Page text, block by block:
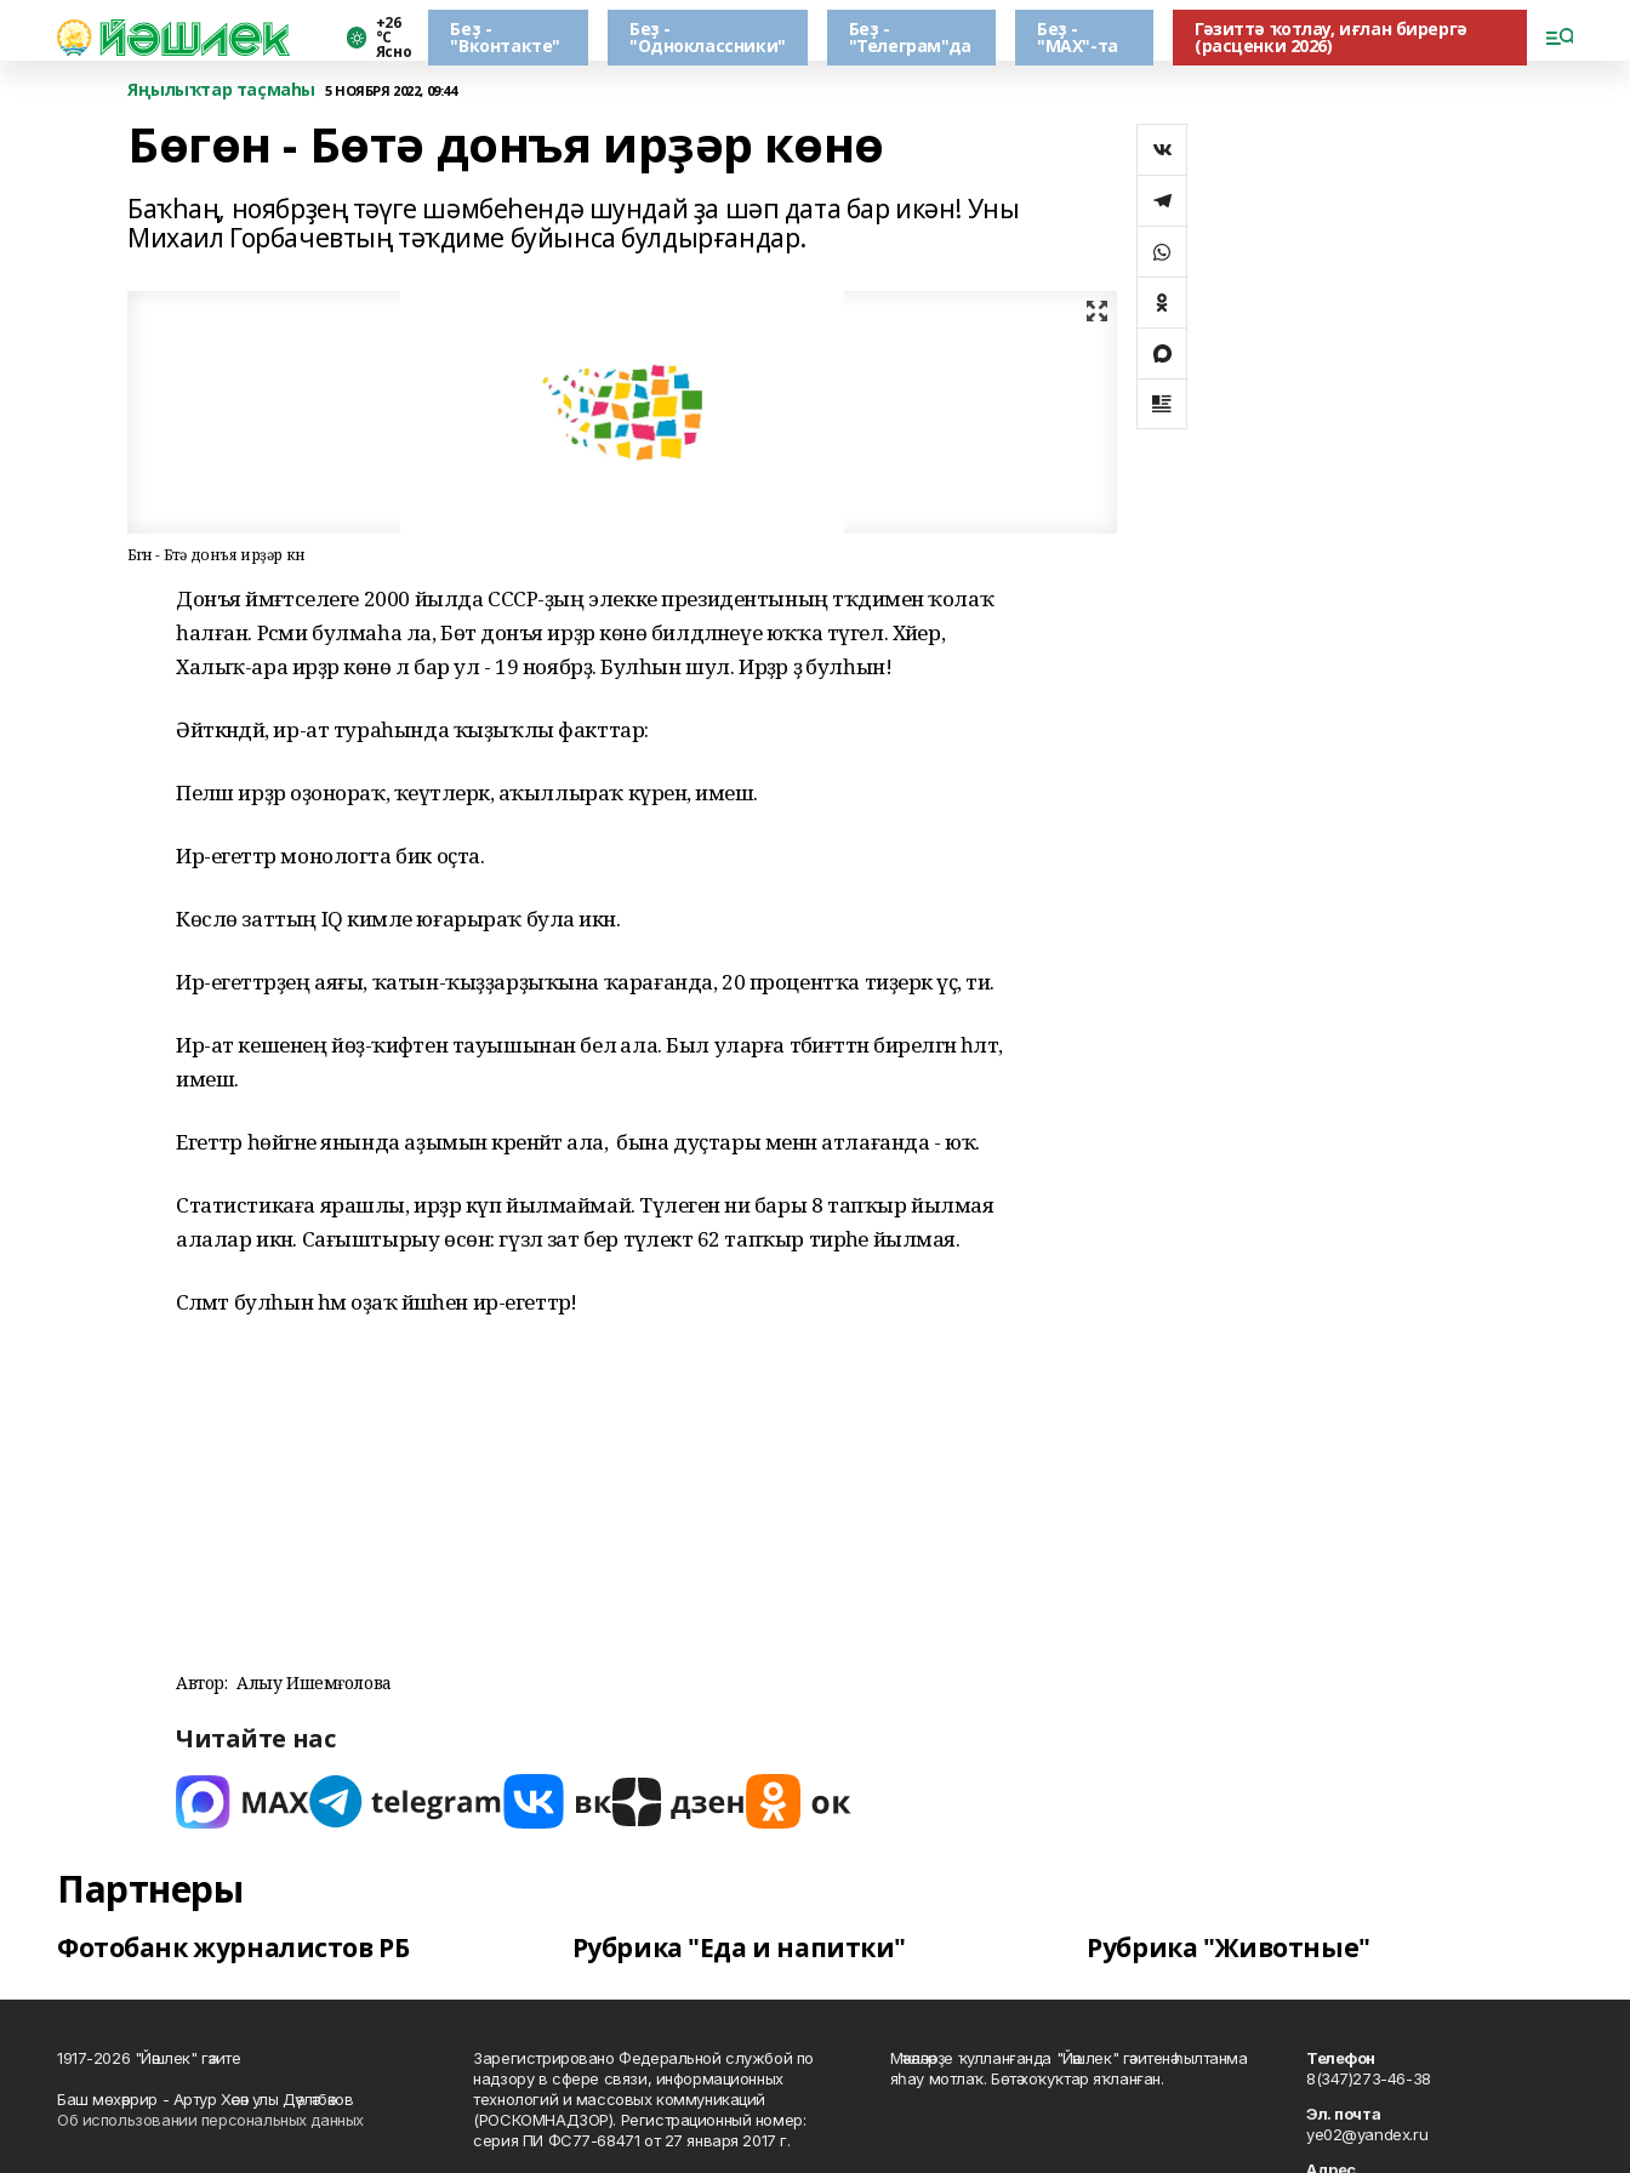
+26
°С
Ясно
Беҙ -
"Вконтакте"
Беҙ -
"Одноклассники"
Беҙ -
"Телеграм"да
Беҙ -
"МАХ"-та
Гәзиттә ҡотлау, иғлан бирергә
(расценки 2026)
Яңылыҡтар таҫмаһы 5 НОЯБРЯ 2022, 09:44
Бөгөн - Бөтә донъя ирҙәр көнө
Баҡһаң, ноябрҙең тәүге шәмбеһендә шундай ҙа шәп дата бар икән! Уны
Михаил Горбачевтың тәҡдиме буйынса булдырғандар.
Бөгөн - Бөтә донъя ирҙәр көнө
Донъя йәмәғәтселеге 2000 йылда СССР-ҙың элекке президентының тәҡдименә ҡолаҡ
һалған. Рәсми булмаһа ла, Бөтә донъя ирҙәр көнө билдәләнеүе юҡҡа түгел. Хәйер,
Халыҡ-ара ирҙәр көнө лә бар ул - 19 ноябрҙә. Булһын шул. Ирҙәр ҙә булһын!
Әйткәндәй, ир-ат тураһында ҡыҙыҡлы факттар:
Пеләш ирҙәр оҙонораҡ, ҡеүәтлерәк, аҡыллыраҡ күренә, имеш.
Ир-егеттәр монологта бик оҫта.
Көслө заттың IQ кимәле юғарыраҡ була икән.
Ир-егеттәрҙең аяғы, ҡатын-ҡыҙҙарҙыҡына ҡарағанда, 20 процентҡа тиҙерәк үҫә, ти.
Ир-ат кешенең йөҙ-ҡиәфәтен тауышынан белә ала. Был уларға тәбиғәттән бирелгән һәләт,
имеш.
Егеттәр һөйгәне янында аҙымын әкренәйтә ала, ә бына дуҫтары менән атлағанда - юҡ.
Статистикаға ярашлы, ирҙәр күп йылмаймай. Тәүлегенә ни бары 8 тапҡыр йылмая
алалар икән. Сағыштырыу өсөн: гүзәл зат бер тәүлектә 62 тапҡыр тирәһе йылмая.
Сәләмәт булһын һәм оҙаҡ йәшәһен ир-егеттәр!
Автор: Алһыу Ишемғолова
Читайте нас
Партнеры
Фотобанк журналистов РБ Рубрика "Еда и напитки" Рубрика "Животные"
1917-2026 "Йәшлек" гәзите
Баш мөхәррир - Артур Хәсән улы Дәүләтбәков
Об использовании персональных данных
Зарегистрировано Федеральной службой по
надзору в сфере связи, информационных
технологий и массовых коммуникаций
(РОСКОМНАДЗОР). Регистрационный номер:
серия ПИ ФС77-68471 от 27 января 2017 г.
Мәҡәләләрҙе ҡулланғанда "Йәшлек" гәзитенә һылтанма
яһау мотлаҡ. Бөтә хоҡуҡтар яҡланған.
Телефон
8(347)273-46-38
Эл. почта
ye02@yandex.ru